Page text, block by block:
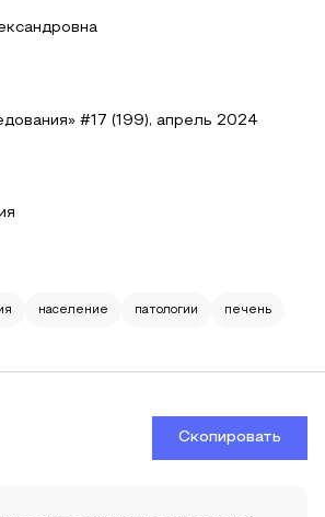
#17 (199), апрель 2024
население патологии печень
Скопировать